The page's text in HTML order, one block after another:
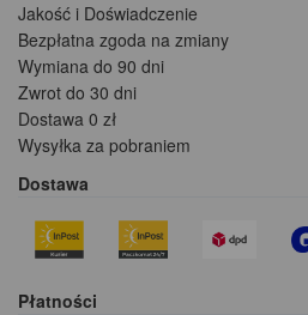
Jakość i Doświadczenie
Bezpłatna zgoda na zmiany
Wymiana do 90 dni
Zwrot do 30 dni
Dostawa 0 zł
Wysyłka za pobraniem
Dostawa
Płatności